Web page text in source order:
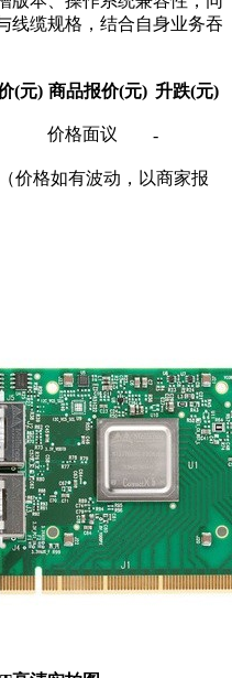
线缆规格，结合自身业务吞
(元) 商品报价(元) 升跌(元)
价格面议 -
价格如有波动，以商家报